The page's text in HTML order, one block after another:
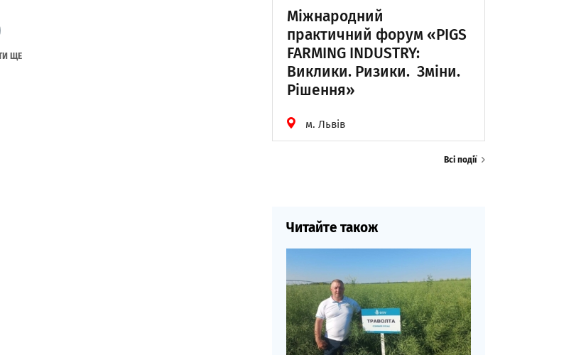
ЩЕ
Міжнародний
практичний форум «PIGS
FARMING INDUSTRY:
Виклики. Ризики. Зміни.
Рішення»
м. Львів
Всі події
Читайте також